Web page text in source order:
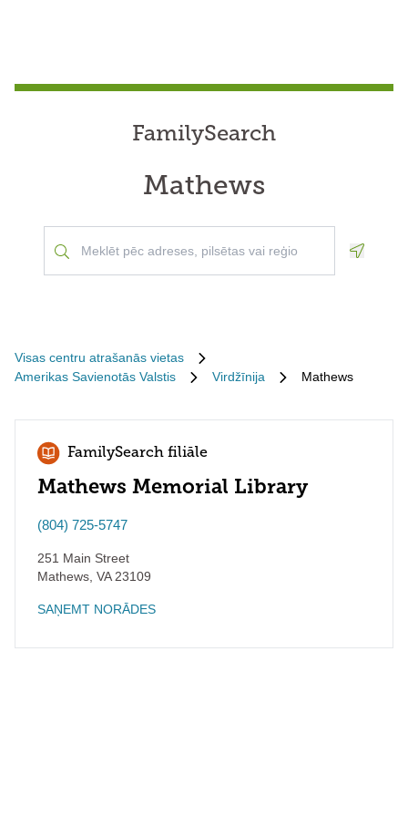
FamilySearch
Mathews
Visas centru atrašanās vietas
Amerikas Savienotās Valstis
Virdžīnija Mathews
FamilySearch filiāle
Mathews Memorial Library
(804) 725-5747
251 Main Street
Mathews VA23109
SAŅEMT NORĀDES